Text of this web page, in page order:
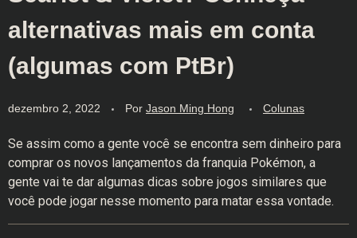
alternativas mais em conta
(algumas com PtBr)
dezembro 2, 2022 Por Jason Ming Hong Colunas
Se assim como a gente você se encontra sem dinheiro para
comprar os novos lançamentos da franquia Pokémon, a
gente vai te dar algumas dicas sobre jogos similares que
você pode jogar nesse momento para matar essa vontade.